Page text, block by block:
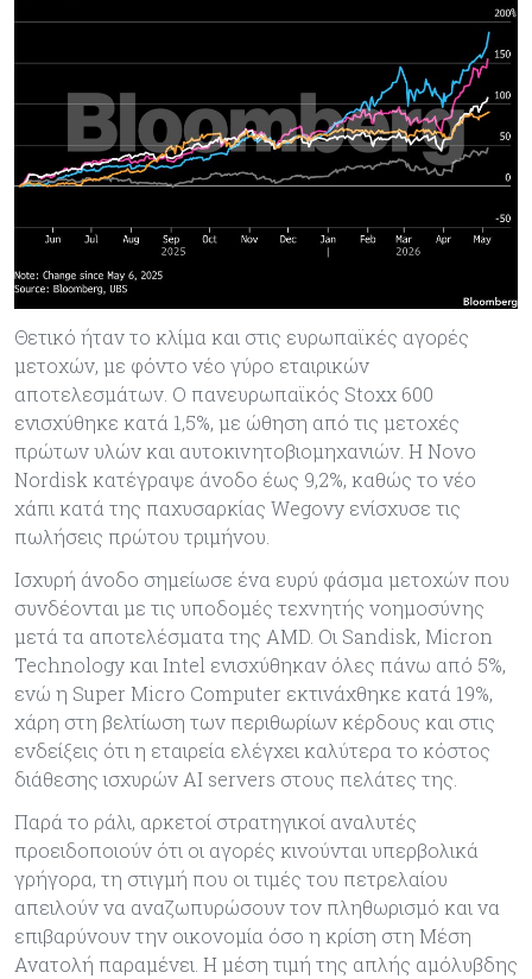
Θετικό ήταν το κλίμα και στις ευρωπαϊκές αγορές
μετοχών, με φόντο νέο γύρο εταιρικών
αποτελεσμάτων. Ο πανευρωπαϊκός Stoxx 600
ενισχύθηκε κατά 1,5%, με ώθηση από τις μετοχές
πρώτων υλών και αυτοκινητοβιομηχανιών. Η Novo
Nordisk κατέγραψε άνοδο έως 9,2%, καθώς το νέο
χάπι κατά της παχυσαρκίας Wegovy ενίσχυσε τις
πωλήσεις πρώτου τριμήνου.
Ισχυρή άνοδο σημείωσε ένα ευρύ φάσμα μετοχών που
συνδέονται με τις υποδομές τεχνητής νοημοσύνης
μετά τα αποτελέσματα της AMD. Οι Sandisk, Micron
Technology και Intel ενισχύθηκαν όλες πάνω από 5%,
ενώ η Super Micro Computer εκτινάχθηκε κατά 19%,
χάρη στη βελτίωση των περιθωρίων κέρδους και στις
ενδείξεις ότι η εταιρεία ελέγχει καλύτερα το κόστος
διάθεσης ισχυρών AI servers στους πελάτες της.
Παρά το ράλι, αρκετοί στρατηγικοί αναλυτές
προειδοποιούν ότι οι αγορές κινούνται υπερβολικά
γρήγορα, τη στιγμή που οι τιμές του πετρελαίου
απειλούν να αναζωπυρώσουν τον πληθωρισμό και να
επιβαρύνουν την οικονομία όσο η κρίση στη Μέση
Ανατολή παραμένει. Η μέση τιμή της απλής αμόλυβδης